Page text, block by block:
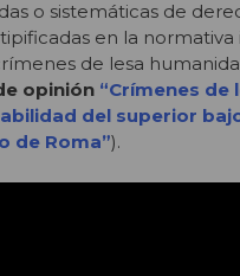
o sistemáticas de
en la
de lesa
opinión “Crímenes de
del superior
de Roma”).